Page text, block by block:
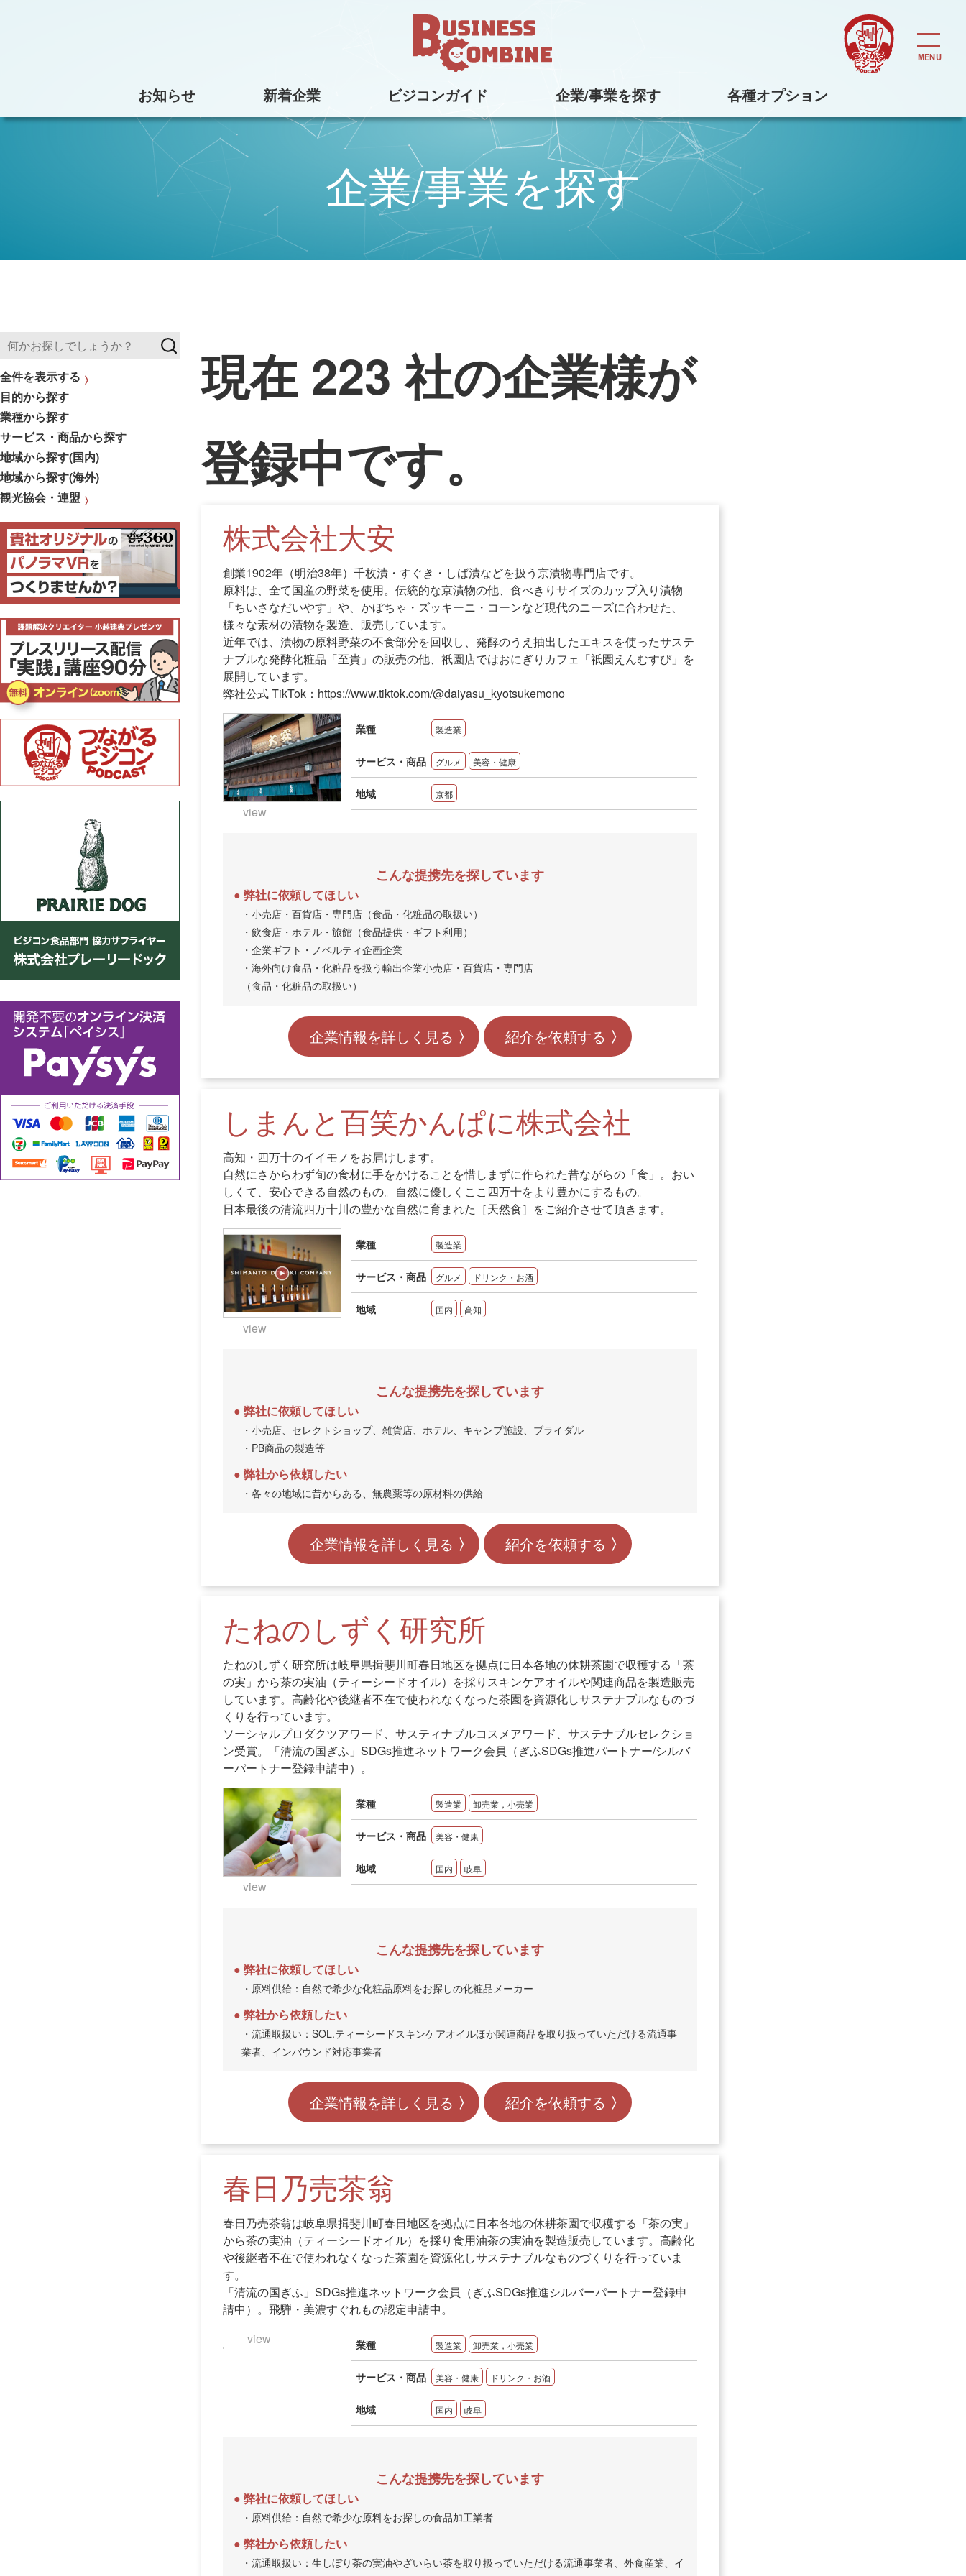
お知らせ 新着企業 ビジコンガイド 企業/事業を探す 各種オプション
企業/事業を探す
全件を表示する
目的から探す
業種から探す
サービス・商品から探す
地域から探す(国内)
地域から探す(海外)
観光協会・連盟
現在 223 社の企業様が
登録中です。
株式会社大安
創業1902年（明治38年）千枚漬・すぐき・しば漬などを扱う京漬物専門店です。
原料は、全て国産の野菜を使用。伝統的な京漬物の他、食べきりサイズのカップ入り漬物
「ちいさなだいやす」や、かぼちゃ・ズッキーニ・コーンなど現代のニーズに合わせた、
様々な素材の漬物を製造、販売しています。
近年では、漬物の原料野菜の不食部分を回収し、発酵のうえ抽出したエキスを使ったサステ
ナブルな発酵化粧品「至貴」の販売の他、祇園店ではおにぎりカフェ「祇園えんむすび」を
展開しています。
弊社公式 TikTok： https://www.tiktok.com/@daiyasu_kyotsukemono
view
業種 製造業
サービス・商品 グルメ 美容・健康
地域 京都
こんな提携先を探しています
弊社に依頼してほしい
・小売店・百貨店・専門店（食品・化粧品の取扱い）
・飲食店・ホテル・旅館（食品提供・ギフト利用）
・企業ギフト・ノベルティ企画企業
・海外向け食品・化粧品を扱う輸出企業小売店・百貨店・専門店
（食品・化粧品の取扱い）
企業情報を詳しく見る 紹介を依頼する
しまんと百笑かんぱに株式会社
高知・四万十のイイモノをお届けします。
自然にさからわず旬の食材に手をかけることを惜しまずに作られた昔ながらの「食」。おい
しくて、安心できる自然のもの。自然に優しくここ四万十をより豊かにするもの。
日本最後の清流四万十川の豊かな自然に育まれた［天然食］をご紹介させて頂きます。
view
業種 製造業
サービス・商品 グルメ ドリンク・お酒
地域 国内 高知
こんな提携先を探しています
弊社に依頼してほしい
・小売店、セレクトショップ、雑貨店、ホテル、キャンプ施設、ブライダル
・PB商品の製造等
弊社から依頼したい
・各々の地域に昔からある、無農薬等の原材料の供給
企業情報を詳しく見る 紹介を依頼する
たねのしずく研究所
たねのしずく研究所は岐阜県揖斐川町春日地区を拠点に日本各地の休耕茶園で収穫する「茶
の実」から茶の実油（ティーシードオイル）を採りスキンケアオイルや関連商品を製造販売
しています。高齢化や後継者不在で使われなくなった茶園を資源化しサステナブルなものづ
くりを行っています。
ソーシャルプロダクツアワード、サスティナブルコスメアワード、サステナブルセレクショ
ン受賞。「清流の国ぎふ」SDGs推進ネットワーク会員（ぎふSDGs推進パートナー/シルバ
ーパートナー登録申請中）。
view
業種 製造業 卸売業，小売業
サービス・商品 美容・健康
地域 国内 岐阜
こんな提携先を探しています
弊社に依頼してほしい
・原料供給：自然で希少な化粧品原料をお探しの化粧品メーカー
弊社から依頼したい
・流通取扱い：SOL.ティーシードスキンケアオイルほか関連商品を取り扱っていただける流通事
業者、インバウンド対応事業者
企業情報を詳しく見る 紹介を依頼する
春日乃売茶翁
春日乃売茶翁は岐阜県揖斐川町春日地区を拠点に日本各地の休耕茶園で収穫する「茶の実」
から茶の実油（ティーシードオイル）を採り食用油茶の実油を製造販売しています。高齢化
や後継者不在で使われなくなった茶園を資源化しサステナブルなものづくりを行っていま
す。
「清流の国ぎふ」SDGs推進ネットワーク会員（ぎふSDGs推進シルバーパートナー登録申
請中）。飛騨・美濃すぐれもの認定申請中。
view
業種 製造業 卸売業，小売業
サービス・商品 美容・健康 ドリンク・お酒
地域 国内 岐阜
こんな提携先を探しています
弊社に依頼してほしい
・原料供給：自然で希少な原料をお探しの食品加工業者
弊社から依頼したい
・流通取扱い：生しぼり茶の実油やざいらい茶を取り扱っていただける流通事業者、外食産業、イ